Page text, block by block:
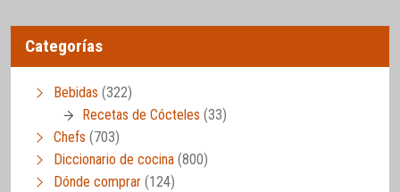
Categorías
Bebidas (322)
Recetas de Cócteles (33)
Chefs (703)
Diccionario de cocina (800)
Dónde comprar (124)